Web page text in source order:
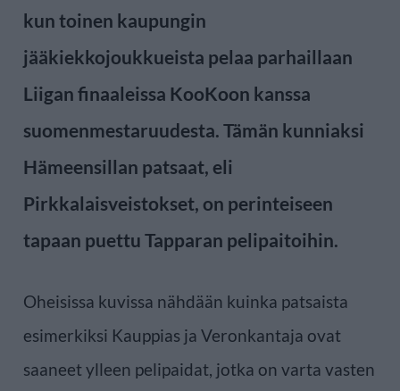
kun toinen kaupungin
jääkiekkojoukkueista pelaa parhaillaan
Liigan finaaleissa KooKoon kanssa
suomenmestaruudesta. Tämän kunniaksi
Hämeensillan patsaat, eli
Pirkkalaisveistokset, on perinteiseen
tapaan puettu Tapparan pelipaitoihin.
Oheisissa kuvissa nähdään kuinka patsaista
esimerkiksi Kauppias ja Veronkantaja ovat
saaneet ylleen pelipaidat, jotka on varta vasten